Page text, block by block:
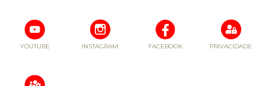
YOUTUBE INSTAGRAM FACEBOOK PRIVACIDADE